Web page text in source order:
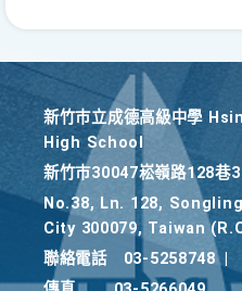
新竹巿立成德高級中學
High School
新竹巿30047崧嶺路128巷
No.38, Ln. 128,
City 300079, Taiwan
聯絡電話
03-5258748